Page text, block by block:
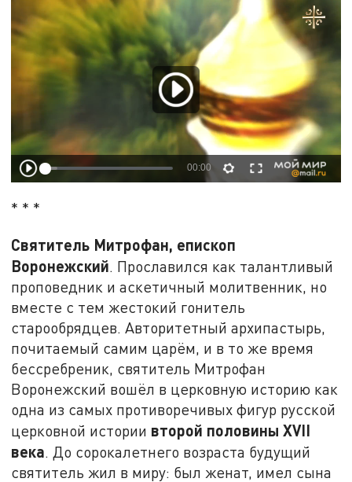
* * *
Святитель Митрофан, епископ
Воронежский. Прославился как талантливый
проповедник и аскетичный молитвенник, но
вместе с тем жестокий гонитель
старообрядцев. Авторитетный архипастырь,
почитаемый самим царём, и в то же время
бессребреник, святитель Митрофан
Воронежский вошёл в церковную историю как
одна из самых противоречивых фигур русской
церковной истории второй половины XVII
века. До сорокалетнего возраста будущий
святитель жил в миру: был женат, имел сына